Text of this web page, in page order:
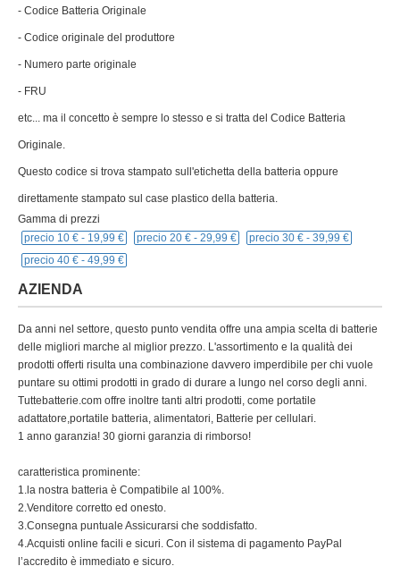
- Codice Batteria Originale
- Codice originale del produttore
- Numero parte originale
- FRU
etc... ma il concetto è sempre lo stesso e si tratta del Codice Batteria
Originale.
Questo codice si trova stampato sull'etichetta della batteria oppure
direttamente stampato sul case plastico della batteria.
Gamma di prezzi
precio 10 € - 19,99 € precio 20 € - 29,99 € precio 30 € - 39,99 €
precio 40 € - 49,99 €
AZIENDA
Da anni nel settore, questo punto vendita offre una ampia scelta di batterie
delle migliori marche al miglior prezzo. L'assortimento e la qualità dei
prodotti offerti risulta una combinazione davvero imperdibile per chi vuole
puntare su ottimi prodotti in grado di durare a lungo nel corso degli anni.
Tuttebatterie.com offre inoltre tanti altri prodotti, come portatile
adattatore,portatile batteria, alimentatori, Batterie per cellulari.
1 anno garanzia! 30 giorni garanzia di rimborso!
caratteristica prominente:
1.la nostra batteria è Compatibile al 100%.
2.Venditore corretto ed onesto.
3.Consegna puntuale Assicurarsi che soddisfatto.
4.Acquisti online facili e sicuri. Con il sistema di pagamento PayPal
l’accredito è immediato e sicuro.